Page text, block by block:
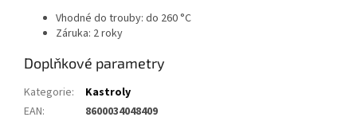
Vhodné do trouby: do 260 °C
Záruka: 2 roky
Doplňkové parametry
Kategorie:
Kastroly
EAN:
8600034048409